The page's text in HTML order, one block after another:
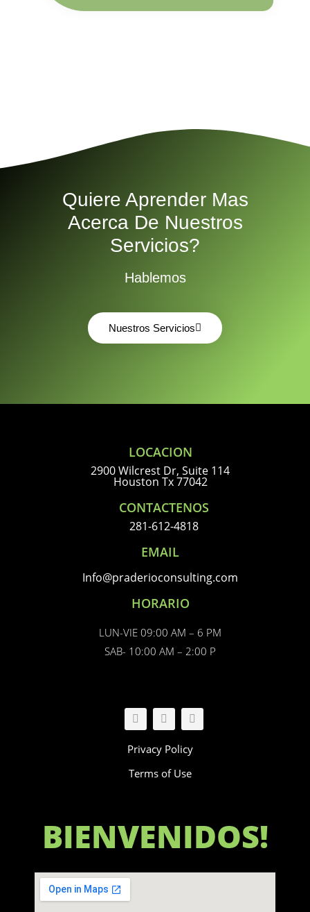
Quiere Aprender Mas
Acerca De Nuestros
Servicios?
Hablemos
Nuestros Servicios
BIENVENIDOS!
LOCACION
2900 Wilcrest Dr, Suite 114
Houston Tx 77042
CONTACTENOS
281-612-4818
EMAIL
Info@praderioconsulting.com
HORARIO
LUN-VIE 09:00 AM – 6 PM
SAB- 10:00 AM – 2:00 P
Privacy Policy
Terms of Use